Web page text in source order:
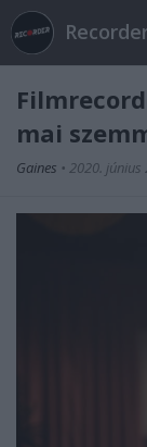
mai
Gaines • 2020. június